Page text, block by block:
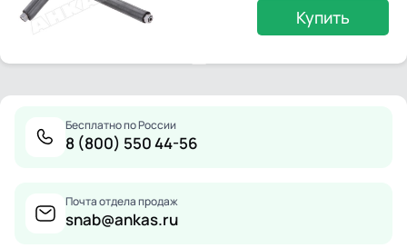
Купить
Бесплатно по России
8 (800) 550 44-56
Почта отдела продаж
snab@ankas.ru